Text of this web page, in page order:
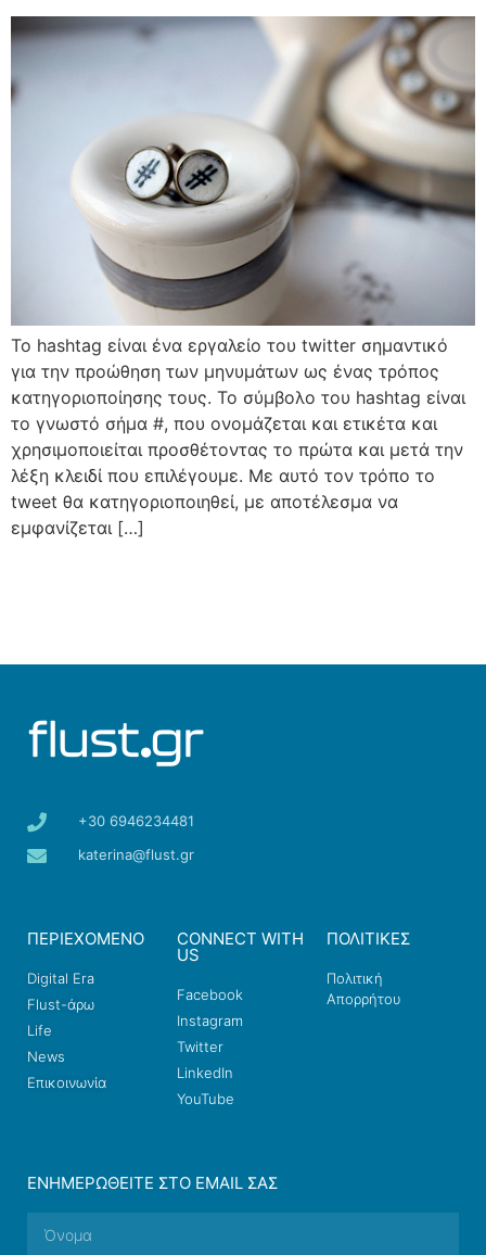
Το hashtag είναι ένα εργαλείο του twitter σημαντικό
για την προώθηση των μηνυμάτων ως ένας τρόπος
κατηγοριοποίησης τους. Το σύμβολο του hashtag είναι
το γνωστό σήμα #, που ονομάζεται και ετικέτα και
χρησιμοποιείται προσθέτοντας το πρώτα και μετά την
λέξη κλειδί που επιλέγουμε. Με αυτό τον τρόπο το
tweet θα κατηγοριοποιηθεί, με αποτέλεσμα να
εμφανίζεται […]
+30 6946234481
katerina@flust.gr
ΠΕΡΙΕΧΟΜΕΝΟ
Digital Era
Flust-άρω
Life
News
Επικοινωνία
CONNECT WITH
US
Facebook
Instagram
Twitter
LinkedIn
YouTube
ΠΟΛΙΤΙΚΕΣ
Πολιτική
Απορρήτου
ΕΝΗΜΕΡΩΘΕΊΤΕ ΣΤΟ EMAIL ΣΑΣ